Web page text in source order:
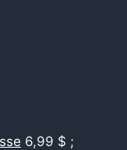
6,99 $ ;